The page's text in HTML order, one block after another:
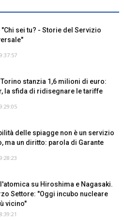
sei tu? - Storie del Servizio
stanzia 1,6 milioni di euro:
la sfida di ridisegnare le tariffe
delle spiagge non è un servizio
ma un diritto: parola di Garante
su Hiroshima e Nagasaki.
Settore: "Oggi incubo nucleare
vicino"